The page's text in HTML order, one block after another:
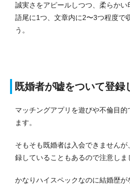
誠実さをアピールしつつ、柔らかい
語尾に1つ、文章内に2〜3つ程度で
う。
既婚者が嘘をついて登録
マッチングアプリを遊びや不倫目
ます。
そもそも既婚者は入会できません
録していることもあるので注意しま
かなりハイスペックなのに結婚歴が